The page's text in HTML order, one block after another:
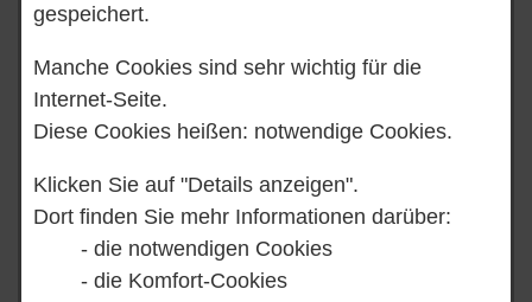
gespeichert.
Manche Cookies sind sehr wichtig für die
Internet-Seite.
Diese Cookies heißen: notwendige Cookies.
Klicken Sie auf "Details anzeigen".
Dort finden Sie mehr Informationen darüber:
- die notwendigen Cookies
- die Komfort-Cookies
Start
Regional-Gruppe Bremen und
Umgebung